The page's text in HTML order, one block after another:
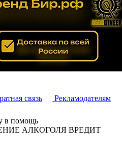
связь Рекламодателям
в помощь
АЛКОГОЛЯ ВРЕДИТ